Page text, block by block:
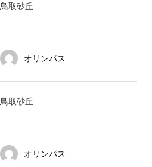
鳥取砂丘
オリンパス
鳥取砂丘
オリンパス